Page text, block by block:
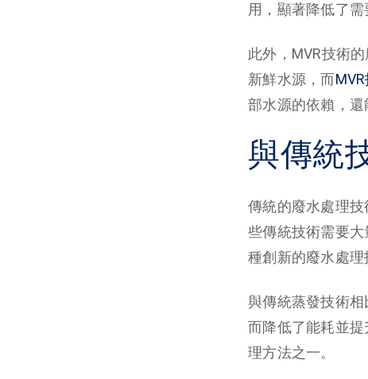
用，顯著降低了
此外，MVR技術
新鮮水源，而
部水源的依賴，還
與傳統
傳統的廢水處理
些傳統技術需要
種創新的廢水處理
與傳統蒸發技術
而降低了能耗並
理方法之一。